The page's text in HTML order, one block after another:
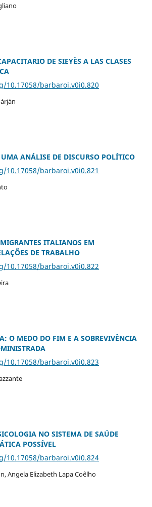
DE SIEYÈS A LAS CLASES
10.17058/barbaroi.v0i0.820
ANÁLISE DE DISCURSO POLÍTICO
10.17058/barbaroi.v0i0.821
ITALIANOS EM
DE TRABALHO
10.17058/barbaroi.v0i0.822
O MEDO DO FIM E A SOBREVIVÊNCIA
10.17058/barbaroi.v0i0.823
NO SISTEMA DE SAÚDE
POSSÍVEL
10.17058/barbaroi.v0i0.824
Angela Elizabeth Lapa Coêlho